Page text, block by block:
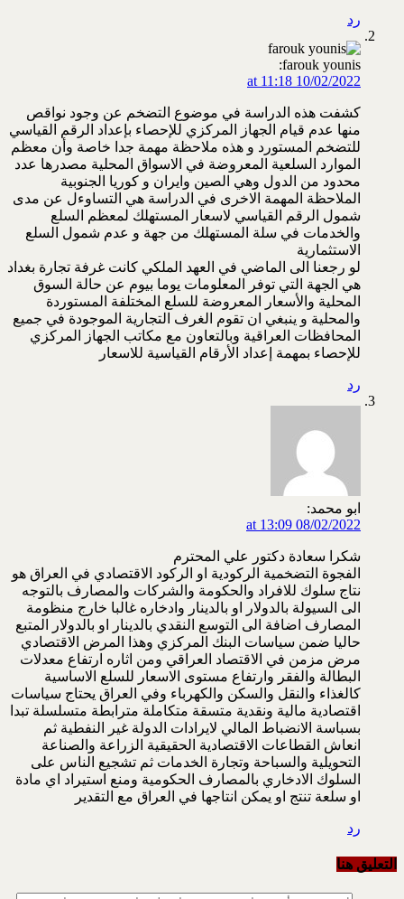
رد
farouk younis:
10/02/2022 at 11:18
كشفت هذه الدراسة في موضوع التضخم عن وجود نواقص
منها عدم قيام الجهاز المركزي للإحصاء بإعداد الرقم القياسي
للتضخم المستورد و هذه ملاحظة مهمة جدا خاصة وأن معظم
الموارد السلعية المعروضة في الاسواق المحلية مصدرها عدد
محدود من الدول وهي الصين وايران و كوريا الجنوبية
الملاحظة المهمة الاخرى في الدراسة هي التساوءل عن مدى
شمول الرقم القياسي لاسعار المستهلك لمعظم السلع
والخدمات في سلة المستهلك من جهة و عدم شمول السلع
الاستثمارية
لو رجعنا الى الماضي في العهد الملكي كانت غرفة تجارة بغداد
هي الجهة التي توفر المعلومات يوما بيوم عن حالة السوق
المحلية والأسعار المعروضة للسلع المختلفة المستوردة
والمحلية و ينبغي ان تقوم الغرف التجارية الموجودة في جميع
المحافظات العراقية وبالتعاون مع مكاتب الجهاز المركزي
للإحصاء بمهمة إعداد الأرقام القياسية للاسعار
رد
ابو محمد:
08/02/2022 at 13:09
شكرا سعادة دكتور علي المحترم
الفجوة التضخمية الركودية او الركود الاقتصادي في العراق هو
نتاج سلوك للافراد والحكومة والشركات والمصارف بالتوجه
الى السيولة بالدولار او بالدينار وادخاره غالبا خارج منظومة
المصارف اضافة الى التوسع النقدي بالدينار او بالدولار المتبع
حاليا ضمن سياسات البنك المركزي وهذا المرض الاقتصادي
مرض مزمن في الاقتصاد العراقي ومن اثاره ارتفاع معدلات
البطالة والفقر وارتفاع مستوى الاسعار للسلع الاساسية
كالغذاء والنقل والسكن والكهرباء وفي العراق يحتاج سياسات
اقتصادية مالية ونقدية متسقة متكاملة مترابطة متسلسلة تبدا
بسباسة الانضباط المالي لايرادات الدولة غير النفطية ثم
انعاش القطاعات الاقتصادية الحقيقية الزراعة والصناعة
التحويلية والسباحة وتجارة الخدمات ثم تشجيع الناس على
السلوك الادخاري بالمصارف الحكومية ومنع استيراد اي مادة
او سلعة تنتج او يمكن انتاجها في العراق مع التقدير
رد
التعليق هنا